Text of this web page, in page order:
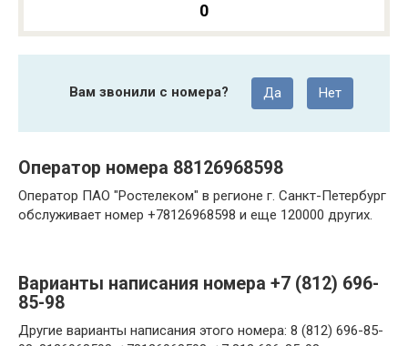
0
Вам звонили с номера? Да Нет
Оператор номера 88126968598
Оператор ПАО "Ростелеком" в регионе г. Санкт-Петербург
обслуживает номер +78126968598 и еще 120000 других.
Варианты написания номера +7 (812) 696-
85-98
Другие варианты написания этого номера: 8 (812) 696-85-